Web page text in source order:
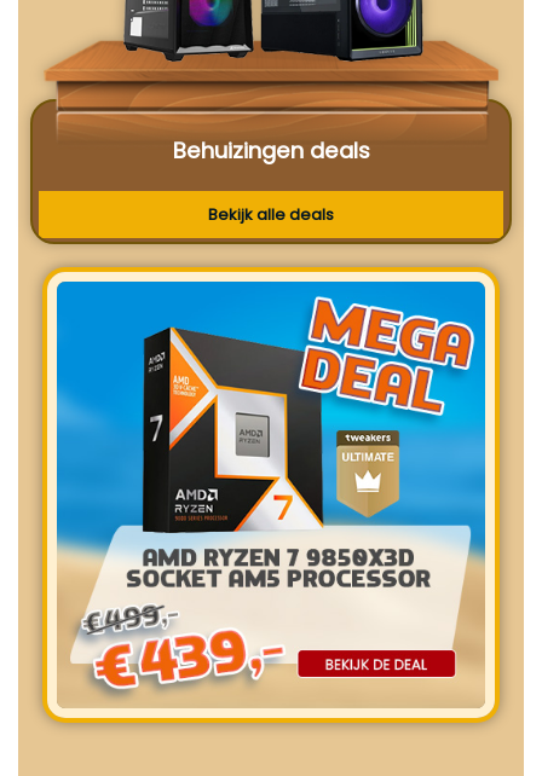
Behuizingen deals
Bekijk alle deals